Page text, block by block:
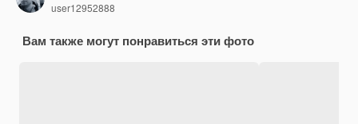
user12952888
Вам также могут понравиться эти фото